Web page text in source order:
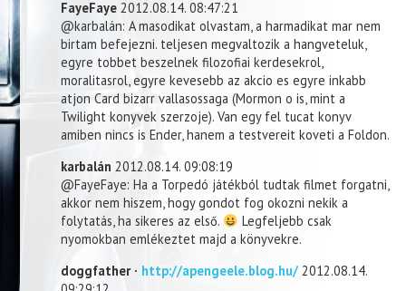
FayeFaye 2012.08.14. 08:47:21
@karbalán: A masodikat olvastam, a harmadikat mar nem
birtam befejezni. teljesen megvaltozik a hangveteluk,
egyre tobbet beszelnek filozofiai kerdesekrol,
moralitasrol, egyre kevesebb az akcio es egyre inkabb
atjon Card bizarr vallasossaga (Mormon o is, mint a
Twilight konyvek szerzoje). Van egy fel tucat konyv
amiben nincs is Ender, hanem a testvereit koveti a Foldon.
karbalán 2012.08.14. 09:08:19
@FayeFaye: Ha a Torpedó játékból tudtak filmet forgatni,
akkor nem hiszem, hogy gondot fog okozni nekik a
folytatás, ha sikeres az első.
Legfeljebb csak
nyomokban emlékeztet majd a könyvekre.
doggfather · http://apengeele.blog.hu/ 2012.08.14.